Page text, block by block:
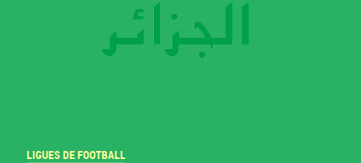
LIGUES DE FOOTBALL